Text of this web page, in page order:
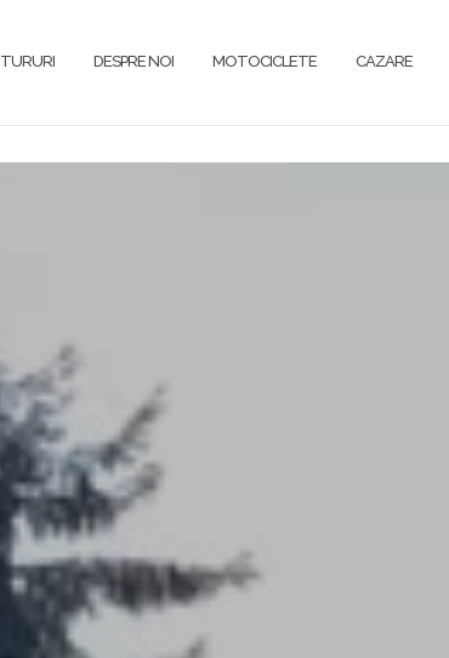
TURURI DESPRE NOI MOTOCICLETE CAZARE